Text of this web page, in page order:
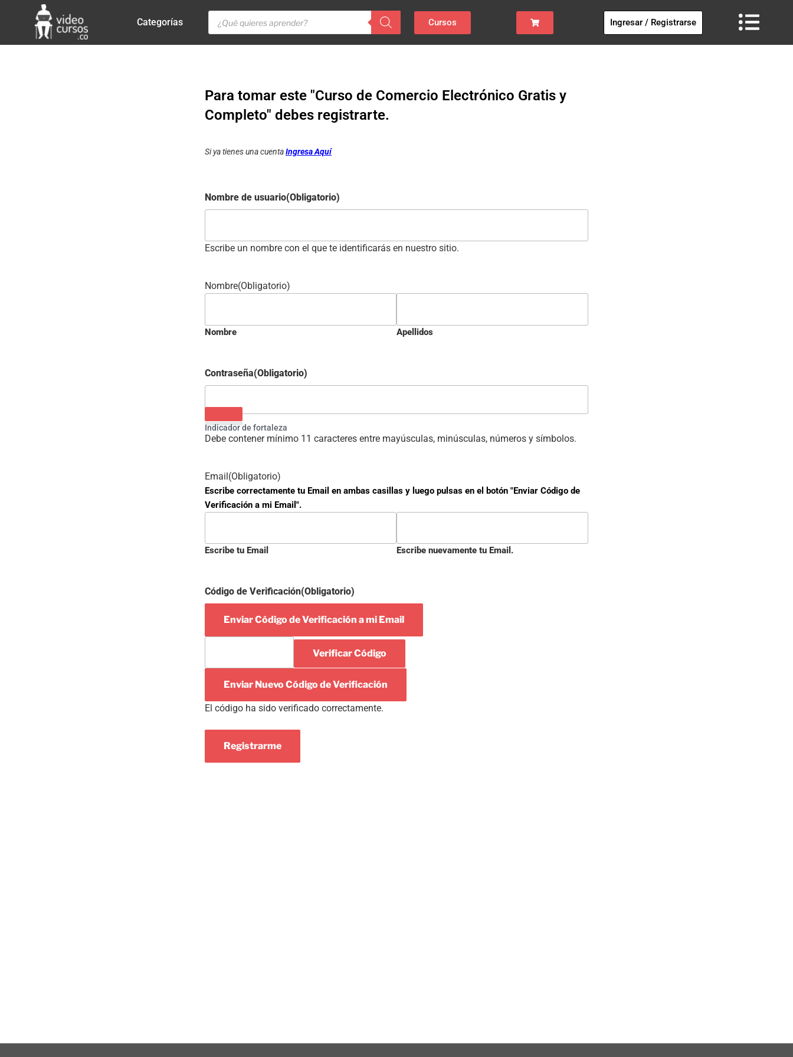
Categorías Cursos Ingresar / Registrarse
Para tomar este "Curso de Comercio Electrónico Gratis y
Completo" debes registrarte.
Si ya tienes una cuentaIngresa Aquí
Nombre de usuario(Obligatorio)
Escribe un nombre con el que te identificarás en nuestro sitio.
Nombre(Obligatorio)
Nombre Apellidos
Contraseña(Obligatorio)
Indicador de fortaleza
Debe contener mínimo 11 caracteres entre mayúsculas, minúsculas, números y símbolos.
Email(Obligatorio)
Escribe correctamente tu Email en ambas casillas y luego pulsas en el botón "Enviar Código de
Verificación a mi Email".
Escribe tu Email Escribe nuevamente tu Email.
Código de Verificación(Obligatorio)
Enviar Código de Verificación a mi Email
Verificar Código
Enviar Nuevo Código de Verificación
El código ha sido verificado correctamente.
Registrarme